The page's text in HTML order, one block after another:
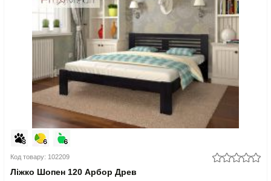
Код товару: 102209
Ліжко Шопен 120 Арбор Древ